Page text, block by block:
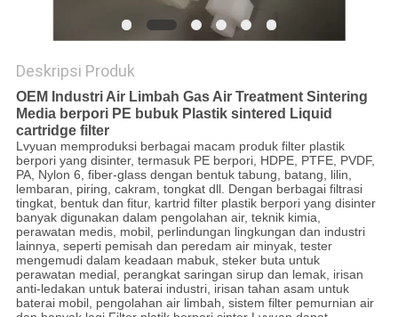
Deskripsi Produk
OEM Industri Air Limbah Gas Air Treatment Sintering
Media berpori PE bubuk Plastik sintered Liquid
cartridge filter
Lvyuan memproduksi berbagai macam produk filter plastik
berpori yang disinter, termasuk PE berpori, HDPE, PTFE, PVDF,
PA, Nylon 6, fiber-glass dengan bentuk tabung, batang, lilin,
lembaran, piring, cakram, tongkat dll. Dengan berbagai filtrasi
tingkat, bentuk dan fitur, kartrid filter plastik berpori yang disinter
banyak digunakan dalam pengolahan air, teknik kimia,
perawatan medis, mobil, perlindungan lingkungan dan industri
lainnya, seperti pemisah dan peredam air minyak, tester
mengemudi dalam keadaan mabuk, steker buta untuk
perawatan medial, perangkat saringan sirup dan lemak, irisan
anti-ledakan untuk baterai industri, irisan tahan asam untuk
baterai mobil, pengolahan air limbah, sistem filter pemurnian air